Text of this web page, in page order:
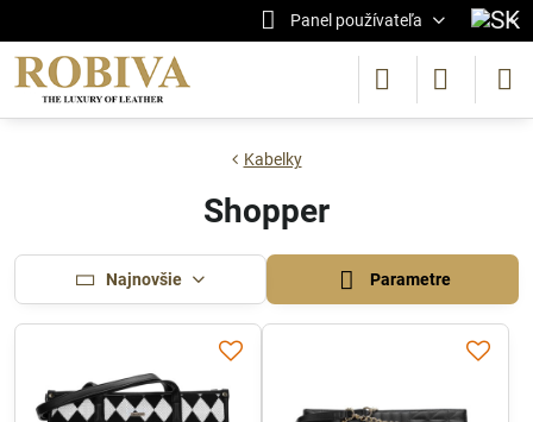
Panel používateľa
Kabelky
Shopper
Najnovšie Parametre